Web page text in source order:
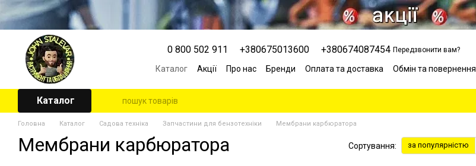
Перейти к основному контенту
0 800 502 911 +380675013600 +380674087454 Передзвонити вам?
Каталог Акції Про нас Бренди Оплата та доставка
Обмін та повернення
Каталог
Головна Каталог Садова техніка Запчастини для бензотехніки Мембрани карбюратора
Мембрани карбюратора Сортування: за популярністю